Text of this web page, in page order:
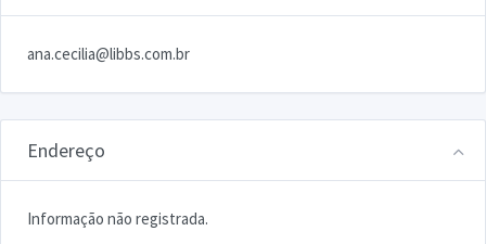
ana.cecilia@libbs.com.br
Endereço
Informação não registrada.